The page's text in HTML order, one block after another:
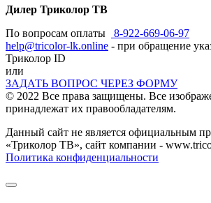
Дилер Триколор ТВ
По вопросам оплаты
8-922-669-06-97
help@tricolor-lk.online - при обращение
Триколор ID
или
ЗАДАТЬ ВОПРОС ЧЕРЕЗ ФОРМУ
© 2022 Все права защищены. Все
принадлежат их правообладателям.
Данный сайт не является официальным
«Триколор ТВ», сайт компании -
Политика конфиденциальности